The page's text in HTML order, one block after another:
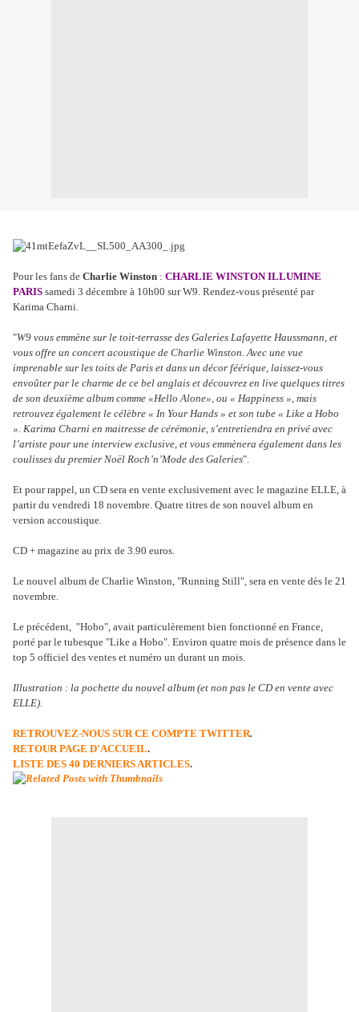
Pour les fans de Charlie Winston : CHARLIE WINSTON ILLUMINE
PARIS samedi 3 décembre à 10h00 sur W9. Rendez-vous présenté par
Karima Charni.
"W9 vous emmène sur le toit-terrasse des Galeries Lafayette Haussmann, et
vous offre un concert acoustique de Charlie Winston. Avec une vue
imprenable sur les toits de Paris et dans un décor féérique, laissez-vous
envoûter par le charme de ce bel anglais et découvrez en live quelques titres
de son deuxième album comme «Hello Alone», ou « Happiness », mais
retrouvez également le célèbre « In Your Hands » et son tube « Like a Hobo
». Karima Charni en maitresse de cérémonie, s’entretiendra en privé avec
l’artiste pour une interview exclusive, et vous emmènera également dans les
coulisses du premier Noël Roch’n’Mode des Galeries".
Et pour rappel, un CD sera en vente exclusivement avec le magazine ELLE, à
partir du vendredi 18 novembre. Quatre titres de son nouvel album en
version accoustique.
CD + magazine au prix de 3.90 euros.
Le nouvel album de Charlie Winston, "Running Still", sera en vente dès le 21
novembre.
Le précédent, "Hobo", avait particulèrement bien fonctionné en France,
porté par le tubesque "Like a Hobo". Environ quatre mois de présence dans le
top 5 officiel des ventes et numéro un durant un mois.
Illustration : la pochette du nouvel album (et non pas le CD en vente avec
ELLE).
RETROUVEZ-NOUS SUR CE COMPTE TWITTER.
RETOUR PAGE D'ACCUEIL.
LISTE DES 40 DERNIERS ARTICLES.